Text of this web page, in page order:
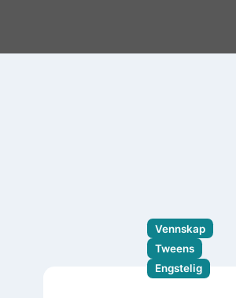
Vennskap
Tweens
Engstelig